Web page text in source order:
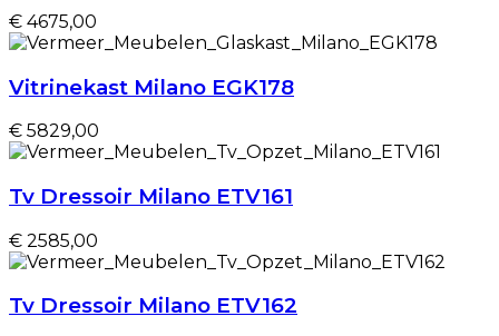
€ 4675,00
Vitrinekast Milano EGK178
€ 5829,00
Tv Dressoir Milano ETV161
€ 2585,00
Tv Dressoir Milano ETV162